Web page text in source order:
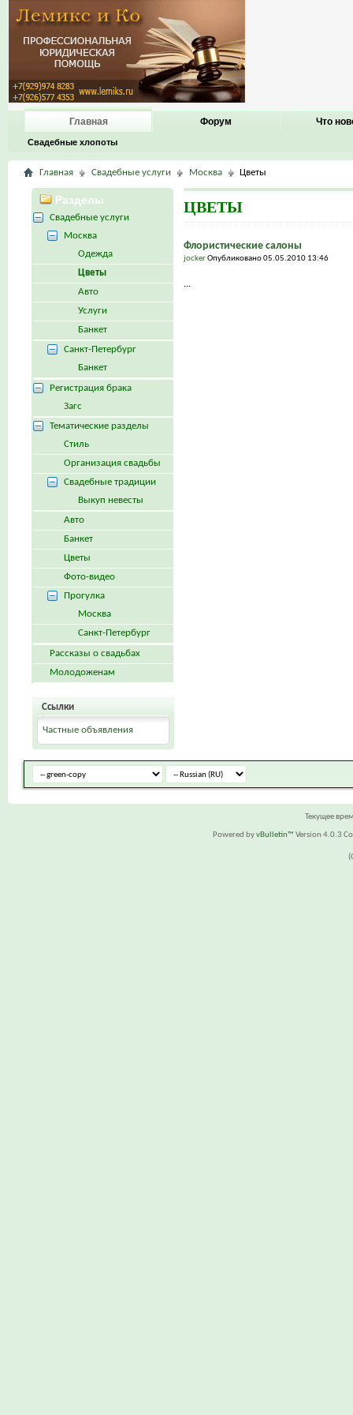
Главная
Свадебные хлопоты
Форум Что
Главная Свадебные услуги Москва Цветы
ЦВЕТЫ
Флористические салоны
jockerОпубликовано 05.05.2010 13:46
...
Разделы
Свадебные услуги
Москва
Одежда
Цветы
Авто
Услуги
Банкет
Санкт-Петербург
Банкет
Регистрация брака
Загс
Тематические разделы
Стиль
Организация свадьбы
Свадебные традиции
Выкуп невесты
Авто
Банкет
Цветы
Фото-видео
Прогулка
Москва
Санкт-Петербург
Рассказы о свадьбах
Молодоженам
Ссылки
Частные объявления
Текущее
Powered byvBulletin™ Version 4.0.3